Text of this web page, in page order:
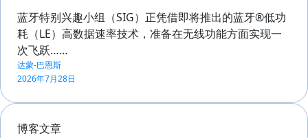
蓝牙特别兴趣小组（SIG）正凭借即将推出的蓝牙®低功
耗（LE）高数据速率技术，准备在无线功能方面实现一
次飞跃……
达蒙-巴恩斯
2026年7月28日
博客文章